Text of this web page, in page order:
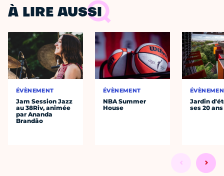
À LIRE AUSSI
ÉVÈNEMENT
Jam Session Jazz
au 38Riv, animée
par Ananda
Brandão
ÉVÈNEMENT
NBA Summer
House
Jardin
ses 20 ans